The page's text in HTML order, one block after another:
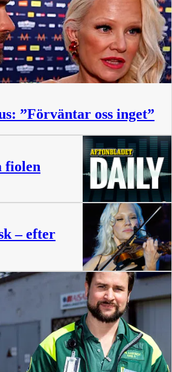
”Förväntar oss inget”
fiolen
15 min
– efter
60 min